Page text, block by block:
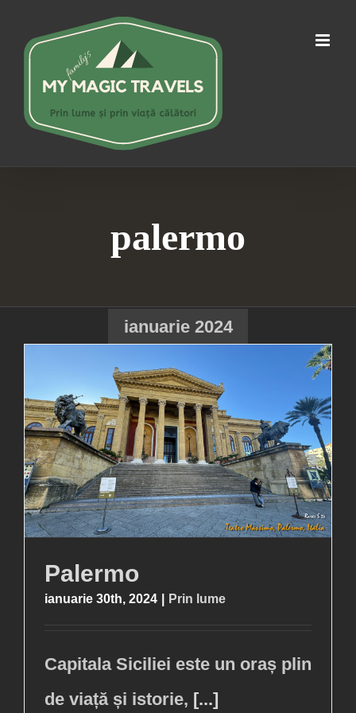
content
palermo
ianuarie 2024
Palermo
ianuarie 30th, 2024 Prin lume
Capitala Siciliei este un oraș plin
de viață și istorie, [...]